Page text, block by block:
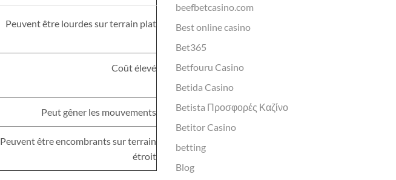
Peuvent être lourdes sur terrain plat
Coût élevé
Peut gêner les mouvements
Peuvent être encombrants sur terrain
étroit
beefbetcasino.com
Best online casino
Bet365
Betfouru Casino
Betida Casino
Betista Προσφορές Καζίνο
Betitor Casino
betting
Blog